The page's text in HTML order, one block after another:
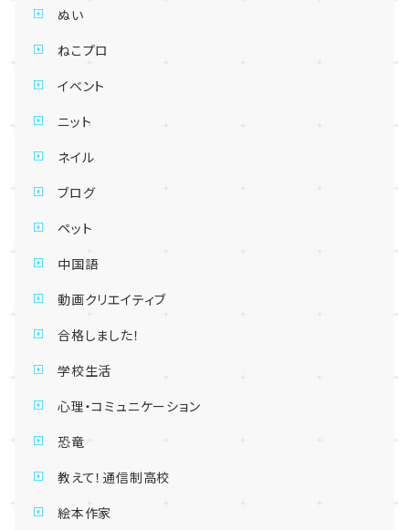
ぬい
ねこプロ
イベント
ニット
ネイル
ブログ
ペット
中国語
動画クリエイティブ
合格しました！
学校生活
心理・コミュニケーション
恐竜
教えて！通信制高校
絵本作家